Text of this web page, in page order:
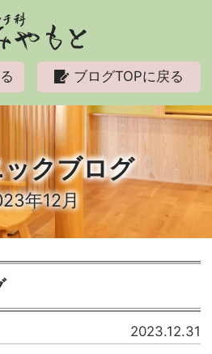
ブログTOPに戻る
クブログ
年12月
2023.12.31